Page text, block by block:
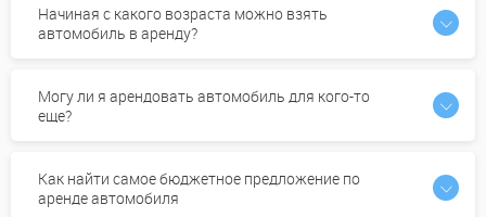
Начиная с какого возраста можно взять
автомобиль в аренду?
Могу ли я арендовать автомобиль для кого-то
еще?
Как найти самое бюджетное предложение по
аренде автомобиля